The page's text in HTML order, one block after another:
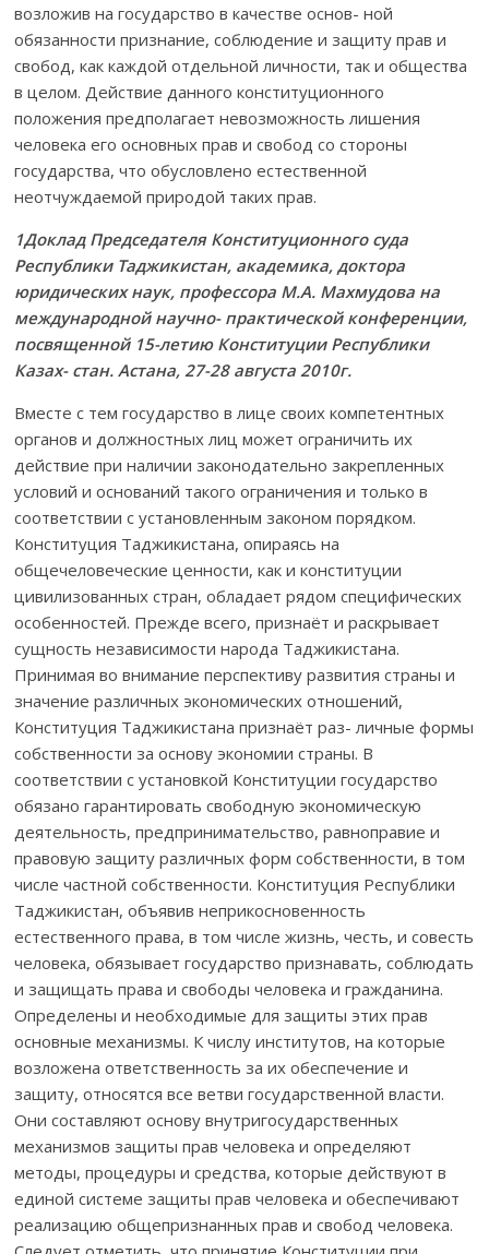
возложив на государство в качестве основ- ной
обязанности признание, соблюдение и защиту прав и
свобод, как каждой отдельной личности, так и общества
в целом. Действие данного конституционного
положения предполагает невозможность лишения
человека его основных прав и свобод со стороны
государства, что обусловлено естественной
неотчуждаемой природой таких прав.
1Доклад Председателя Конституционного суда
Республики Таджикистан, академика, доктора
юридических наук, профессора М.А. Махмудова на
международной научно- практической конференции,
посвященной 15-летию Конституции Республики
Казах- стан. Астана, 27-28 августа 2010г.
Вместе с тем государство в лице своих компетентных
органов и должностных лиц может ограничить их
действие при наличии законодательно закрепленных
условий и оснований такого ограничения и только в
соответствии с установленным законом порядком.
Конституция Таджикистана, опираясь на
общечеловеческие ценности, как и конституции
цивилизованных стран, обладает рядом специфических
особенностей. Прежде всего, признаёт и раскрывает
сущность независимости народа Таджикистана.
Принимая во внимание перспективу развития страны и
значение различных экономических отношений,
Конституция Таджикистана признаёт раз- личные формы
собственности за основу экономии страны. В
соответствии с установкой Конституции государство
обязано гарантировать свободную экономическую
деятельность, предпринимательство, равноправие и
правовую защиту различных форм собственности, в том
числе частной собственности. Конституция Республики
Таджикистан, объявив неприкосновенность
естественного права, в том числе жизнь, честь, и совесть
человека, обязывает государство признавать, соблюдать
и защищать права и свободы человека и гражданина.
Определены и необходимые для защиты этих прав
основные механизмы. К числу институтов, на которые
возложена ответственность за их обеспечение и
защиту, относятся все ветви государственной власти.
Они составляют основу внутригосударственных
механизмов защиты прав человека и определяют
методы, процедуры и средства, которые действуют в
единой системе защиты прав человека и обеспечивают
реализацию общепризнанных прав и свобод человека.